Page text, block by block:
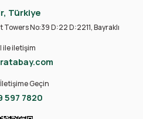
Türkiye
No:39 D:22 D:2211, Bayraklı
ile iletişim
Geçin
597 7820